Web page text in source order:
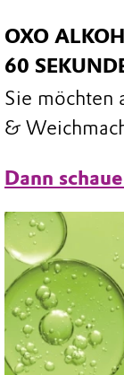
OXO
60
Sie möchten
&
Dann